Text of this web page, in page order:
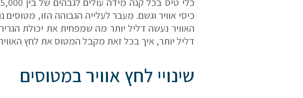
כיסי אוויר וגשם. מעבר לעלייה הגבוהה הזו,
האוויר נעשה דליל יותר מה שמפחית את יכולת
דליל יותר, איך בכל זאת מקבל המטוס את לחץ
שינויי לחץ אוויר במטוסים